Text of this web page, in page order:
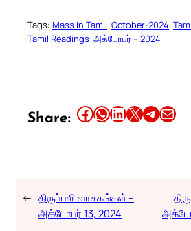
Tags: Mass in Tamil October-2024
Tamil Readings அக்டோபர் – 2024
Share: Share this article on Facebook Share this article on WhatsApp Share this article on LinkedIn Share this article on X Share this article on TelegramEmail this Article
← திருப்பலி வாசகங்கள் –
அக்டோபர் 13, 2024